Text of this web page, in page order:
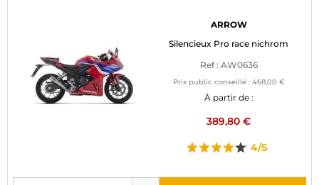
ARROW
Silencieux Pro race nichrom
Ref : AW0636
Prix public conseillé : 468,00 €
À partir de :
389,80 €
4/5